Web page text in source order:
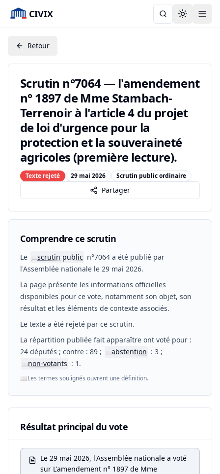
CIVIX Toggle
Retour
Scrutin n°7064 — l'amendement
n° 1897 de Mme Stambach-
Terrenoir à l'article 4 du projet
de loi d'urgence pour la
protection et la souveraineté
agricoles (première lecture).
Texte rejeté 29 mai 2026 Scrutin public ordinaire
Partager
Comprendre ce scrutin
Le 📖scrutin public n°7064 a été publié par
l'Assemblée nationale le 29 mai 2026.
La page présente les informations officielles
disponibles pour ce vote, notamment son objet, son
résultat et les éléments de contexte associés.
Le texte a été rejeté par ce scrutin.
La répartition publiée fait apparaître ont voté pour :
24 députés ; contre : 89 ;
📖abstention : 3 ;
📖non-votants : 1.
📖Les termes soulignés ouvrent une définition.
Résultat principal du vote
Le 29 mai 2026, l'Assemblée nationale a voté
sur L'amendement n° 1897 de Mme